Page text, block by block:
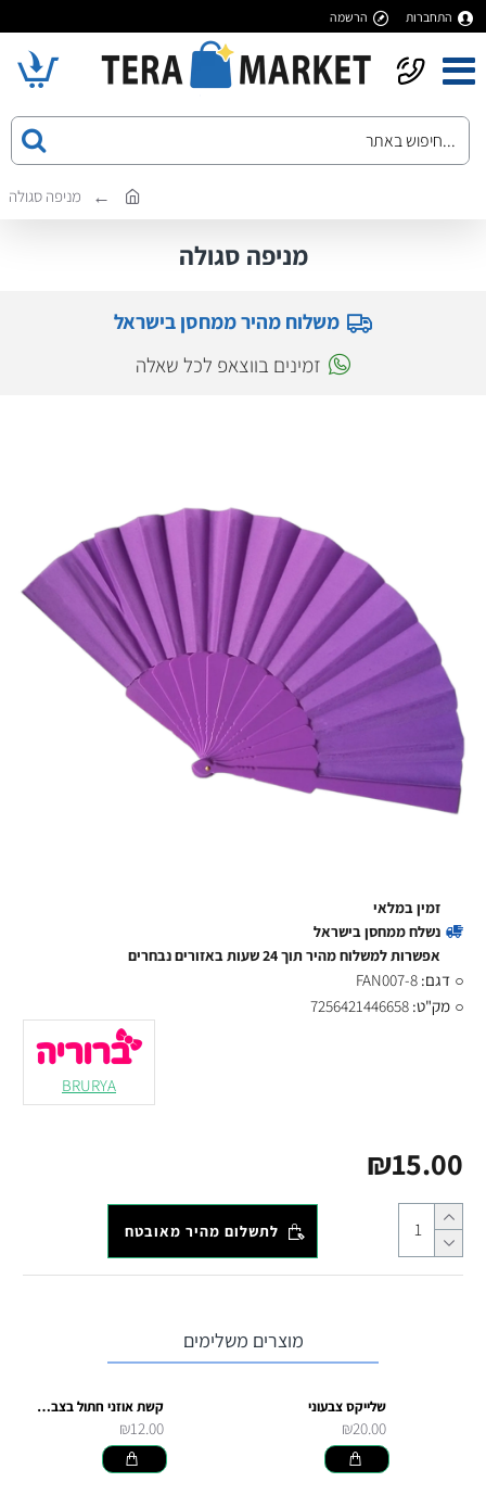
התחברות הרשמה
מניפה סגולה
מניפה סגולה
משלוח מהיר ממחסן בישראל
זמינים בווצאפ לכל שאלה
₪15.00
זמין במלאי
נשלח ממחסן בישראל
אפשרות למשלוח מהיר תוך 24 שעות באזורים נבחרים
דגם: FAN007-8
מק"ט: 7256421446658
BRURYA
לתשלום מהיר מאובטח
מוצרים משלימים
שלייקס צבעוני
₪20.00
קשת אוזני חתול בצבעי גאווה
₪12.00